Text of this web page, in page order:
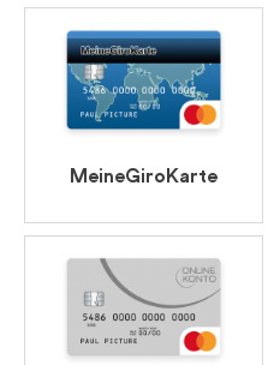
MeineGiroKarte